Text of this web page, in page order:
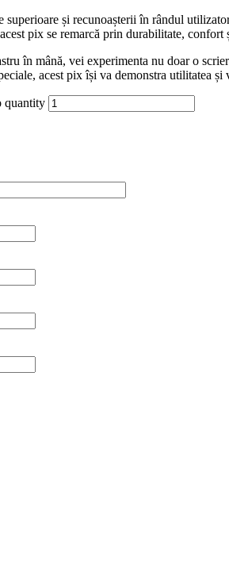
superioare și recunoașterii în rândul
pix se remarcă prin durabilitate,
în mână, vei experimenta nu doar o
acest pix își va demonstra utilitatea
quantity